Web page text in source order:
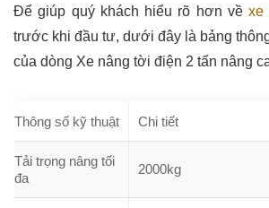
Để giúp quý khách hiểu rõ hơn về xe
trước khi đầu tư, dưới đây là bảng
của dòng Xe nâng tời điện 2 tấn nâng
Thông số kỹ thuật Chi tiết
Tải trọng nâng tối
đa
2000kg